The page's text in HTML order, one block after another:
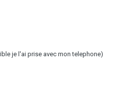
je l'ai prise avec mon telephone)